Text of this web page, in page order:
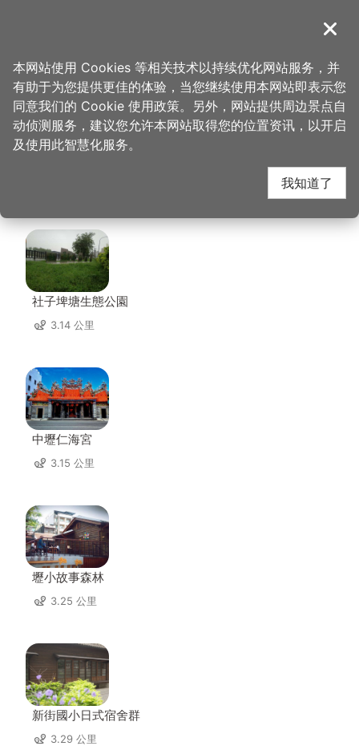
導覽
首页 > 想去的地方 > 美食、购物 > D'coffee不拉花宠物友善咖啡厅
D'coffee不拉花宠物友
善咖啡厅 周边景点
社子埤塘生態公園
3.14 公里
中壢仁海宮
3.15 公里
壢小故事森林
3.25 公里
新街國小日式宿舍群
3.29 公里
关闭
本网站使用 Cookies 等相关技术以持续优化网站服务，并
有助于为您提供更佳的体验，当您继续使用本网站即表示您
同意我们的 Cookie 使用政策。另外，网站提供周边景点自
动侦测服务，建议您允许本网站取得您的位置资讯，以开启
及使用此智慧化服务。
我知道了